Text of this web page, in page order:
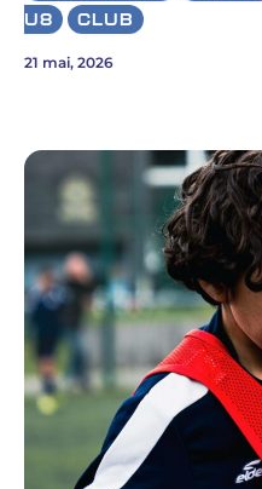
U8
CLUB
21 mai, 2026